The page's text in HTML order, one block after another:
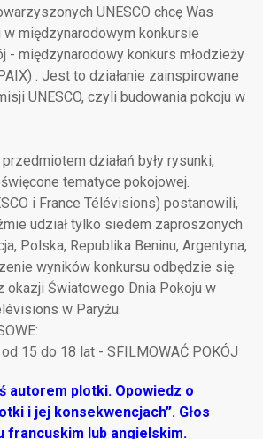
UNESCO chcę Was
w międzynarodowym konkursie
- międzynarodowy konkurs młodzieży
. Jest to działanie zainspirowane
UNESCO, czyli budowania pokoju w
działań były rysunki,
tematyce pokojowej.
i France Télévisions) postanowili,
udział tylko siedem zaproszonych
Polska, Republika Beninu, Argentyna,
wyników konkursu odbędzie się
okazji Światowego Dnia Pokoju w
w Paryżu.
15 do 18 lat - SFILMOWAĆ POKÓJ
autorem plotki. Opowiedz o
i jej konsekwencjach”. Głos
francuskim lub angielskim.